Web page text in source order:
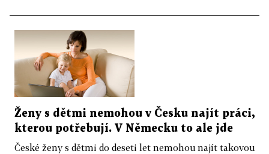
Ženy s dětmi nemohou v Česku najít práci,
kterou potřebují. V Německu to ale jde
České ženy s dětmi do deseti let nemohou najít takovou